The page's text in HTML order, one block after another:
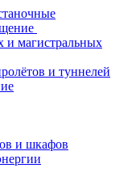
и магистральных
и туннелей
и шкафов